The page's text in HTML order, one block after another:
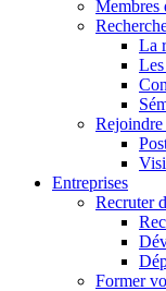
Membres
La
Entreprises
Recruter
Former